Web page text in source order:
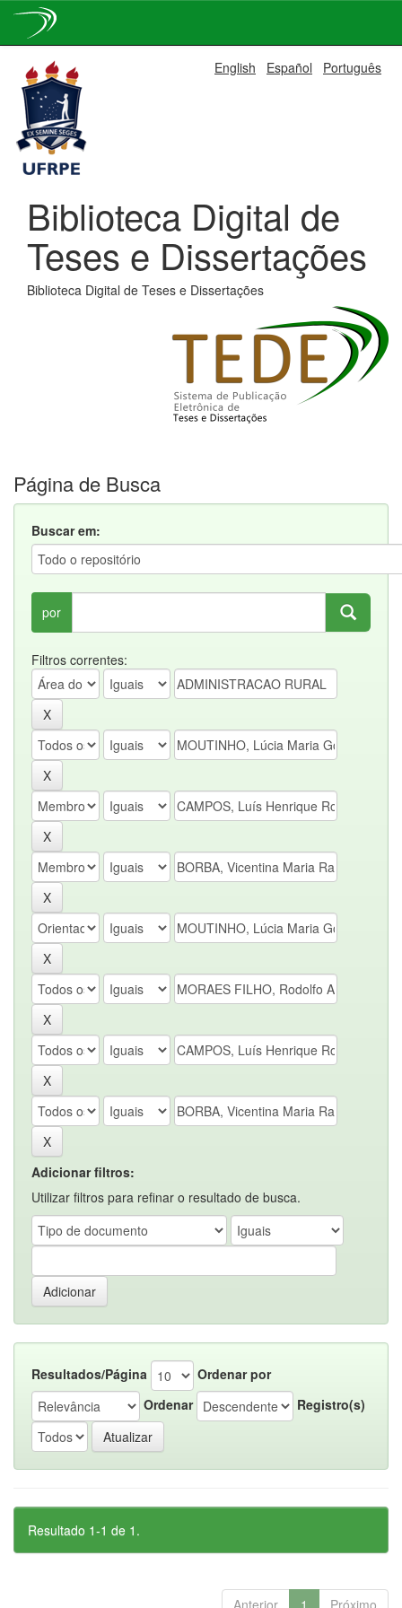
navigation
English Español Português
Biblioteca Digital de
Teses e Dissertações
Biblioteca Digital de Teses e Dissertações
Página de Busca
Buscar em:
por
Filtros correntes:
Adicionar filtros:
Utilizar filtros para refinar o resultado de busca.
Resultados/Página
Ordenar por
Ordenar
Registro(s)
Resultado 1-1 de 1.
Anterior 1 Próximo